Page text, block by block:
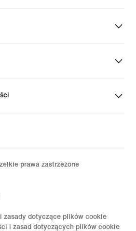
prawa zastrzeżone
zasady dotyczące plików cookie
i zasad dotyczących plików cookie